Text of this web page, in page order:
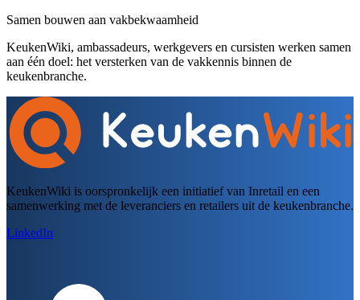
Samen bouwen aan vakbekwaamheid
KeukenWiki, ambassadeurs, werkgevers en cursisten werken samen
aan één doel: het versterken van de vakkennis binnen de
keukenbranche.
KeukenWiki is oorspronkelijk een initiatief van Inretail en een
samenwerking met de leveranciers en retailers uit de keukenbranche.
LinkedIn